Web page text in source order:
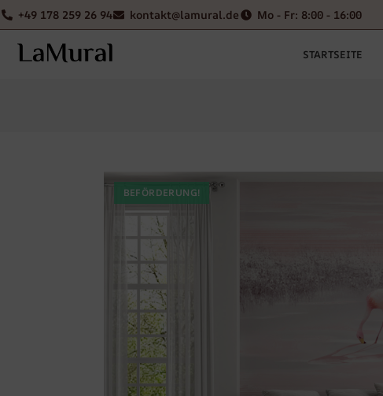
+49 178 259 26 94 kontakt@lamural.de Mo - Fr: 8:00 - 16:00
STARTSEITE
BEFÖRDERUNG!